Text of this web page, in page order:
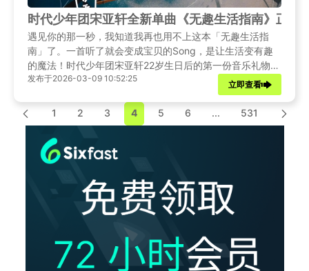
时代少年团宋亚轩全新单曲《无趣生活指南》正
遇见你的那一秒，我知道我再也用不上这本「无趣生活指
南」了。一首听了就会变成宝贝的Song，是让生活变有趣
的魔法！时代少年团宋亚轩22岁生日后的第一份音乐礼物
——全新单曲《无趣生活指南》正式上线QQ音乐！在俄罗
斯留学工作的小海螺也想第一时间支持宋亚轩的生日单曲，
却遭遇了音源版权限制。如何才能站国外也能刷QQ音乐榜
单呢？解决方法在这里！
发布于2026-03-09 10:52:25
立即查看
1 2 3 4 5 6 ... 531